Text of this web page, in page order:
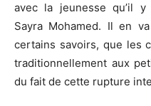
avec la jeunesse qu’il y
Sayra Mohamed. Il en
certains savoirs, que les
traditionnellement aux
du fait de cette rupture